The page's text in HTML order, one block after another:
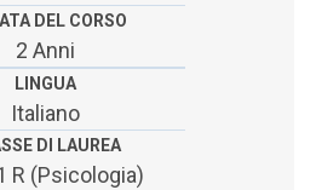
DEL CORSO
2 Anni
LINGUA
Italiano
DI LAUREA
R (Psicologia)